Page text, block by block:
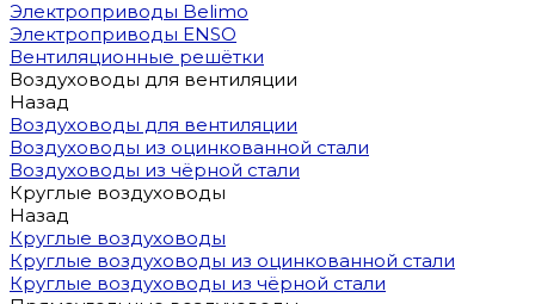
Электроприводы Belimo
Электроприводы ENSO
Вентиляционные решётки
Воздуховоды для вентиляции
Назад
Воздуховоды для вентиляции
Воздуховоды из оцинкованной стали
Воздуховоды из чёрной стали
Круглые воздуховоды
Назад
Круглые воздуховоды
Круглые воздуховоды из оцинкованной стали
Круглые воздуховоды из чёрной стали